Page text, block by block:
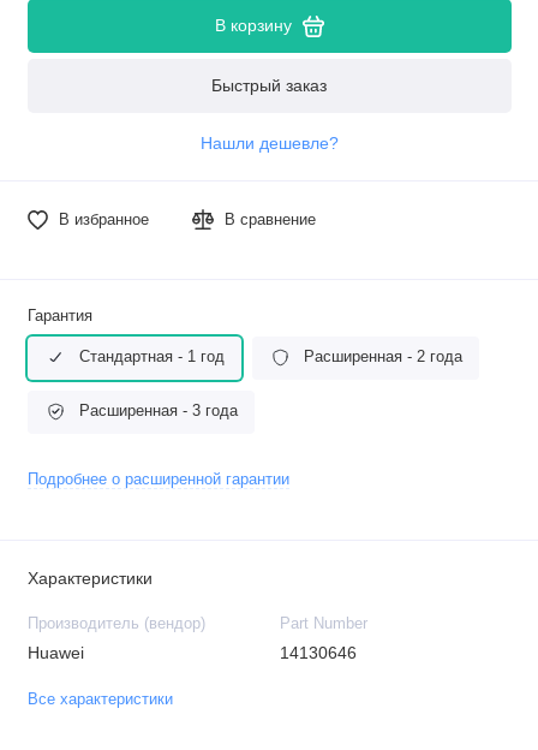
В корзину
Быстрый заказ
Нашли дешевле?
В избранное В сравнение
Гарантия
Стандартная - 1 год Расширенная - 2 года
Расширенная - 3 года
Подробнее о расширенной гарантии
Характеристики
Производитель (вендор)
Huawei
Part Number
14130646
Все характеристики